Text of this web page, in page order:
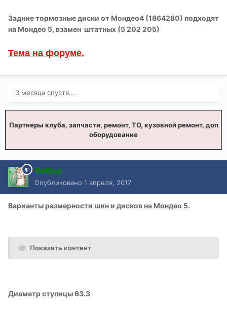
Задние тормозные диски от Мондео4 (1864280) подходят
на Мондео 5, взамен штатных (5 202 20 5 )
Тема на форуме.
3 месяца спустя...
Партнеры клуба, запчасти, ремонт, ТО, кузовной ремонт, доп
оборудование
ZelDol
Опубликовано 1 апреля, 2017
Варианты размерности шин и дисков на Мондео 5.
Показать контент
Диаметр ступицы 63.3